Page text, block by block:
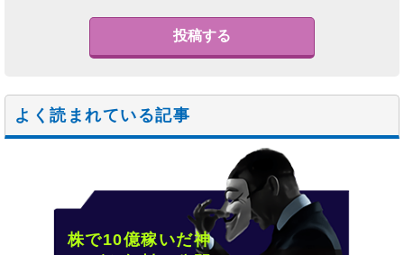
よく読まれている記事
株で10億稼いだ神